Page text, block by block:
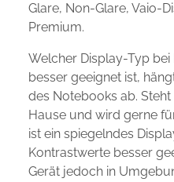
Glare, Non-Glare, Vaio-
Premium.
Welcher Display-Typ bei
besser geeignet ist,
des Notebooks ab.
Hause und wird gerne
ist ein spiegelndes
Kontrastwerte besser
Gerät jedoch in